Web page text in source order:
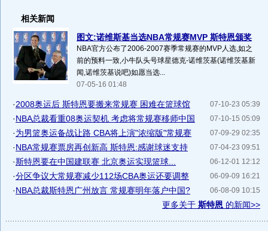
相关新闻
图文:诺维斯基当选NBA常规赛MVP 斯特恩颁奖
NBA官方公布了2006-2007赛季常规赛的MVP人选,如之
前的预料一致,小牛队头号球星德克-诺维茨基(诺维茨基新
闻,诺维茨基说吧)如愿当选...
07-05-16 01:48
07-10-23 05:39
·2008奥运后 斯特恩要搬来常规赛 困难在篮球馆
07-10-15 05:09
·NBA总裁看重08奥运契机 考虑将常规赛移师中国
07-09-29 02:35
·为男篮奥运备战让路 CBA将上演"浓缩版"常规赛
07-04-23 09:51
·NBA常规赛票房再创新高 斯特恩:感谢球迷支持
06-12-01 12:12
·斯特恩要在中国建联赛 北京奥运实现篮球...
06-09-09 16:21
·分区争议大常规赛减少112场CBA奥运还要调整
06-08-09 10:15
·NBA总裁斯特恩广州放言 常规赛明年落户中国?
更多关于 斯特恩 的新闻>>